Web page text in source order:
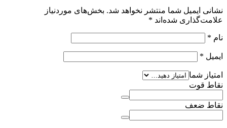
نشانی ایمیل شما منتشر نخواهد شد. بخش‌های موردنیاز
علامت‌گذاری شده‌اند *
نام *
ایمیل *
امتیاز شما
نقاط قوت
نقاط ضعف